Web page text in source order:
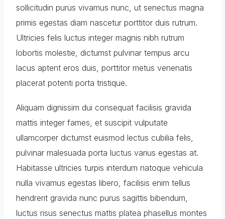
sollicitudin purus vivamus nunc, ut senectus magna
primis egestas diam nascetur porttitor duis rutrum.
Ultricies felis luctus integer magnis nibh rutrum
lobortis molestie, dictumst pulvinar tempus arcu
lacus aptent eros duis, porttitor metus venenatis
placerat potenti porta tristique.
Aliquam dignissim dui consequat facilisis gravida
mattis integer fames, et suscipit vulputate
ullamcorper dictumst euismod lectus cubilia felis,
pulvinar malesuada porta luctus varius egestas at.
Habitasse ultricies turpis interdum natoque vehicula
nulla vivamus egestas libero, facilisis enim tellus
hendrerit gravida nunc purus sagittis bibendum,
luctus risus senectus mattis platea phasellus montes